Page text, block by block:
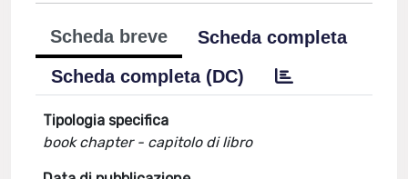
Scheda breve
Scheda completa
Scheda completa (DC)
Tipologia specifica
book chapter - capitolo di libro